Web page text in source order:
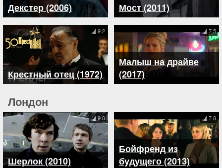
Декстер (2006) Мост (2011)
Крестный отец (1972)
9.2
Малыш на драйве
(2017)
7.5
Лондон
Шерлок (2010)
9.0
Бойфренд из
будущего (2013)
7.8